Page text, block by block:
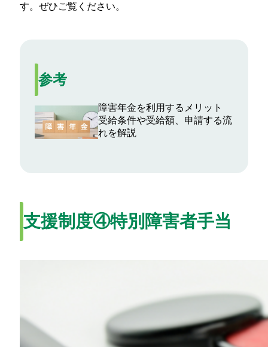
す。ぜひご覧ください。
参考
障害年金を利用するメリット
受給条件や受給額、申請する流
れを解説
支援制度④特別障害者手当